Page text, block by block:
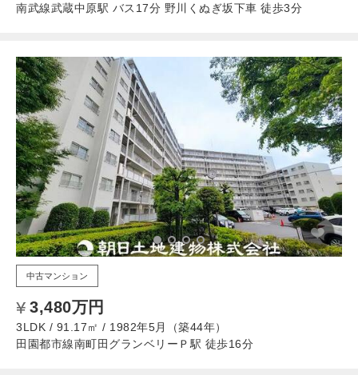
南武線武蔵中原駅 バス17分 野川くぬぎ坂下車 徒歩3分
中古マンション
3,480万円
3LDK / 91.17㎡ / 1982年5月（築44年）
田園都市線南町田グランベリーＰ駅 徒歩16分